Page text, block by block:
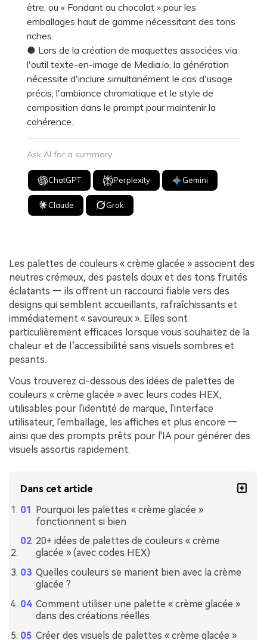
être, ou « Fondant au chocolat » pour les
emballages haut de gamme nécessitant des tons
riches.
● Lors de la création de maquettes associées via
l'outil texte-en-image de Media.io, la génération
nécessite d'inclure simultanément le cas d'usage
précis, l'ambiance chromatique et le style de
composition dans le prompt pour maintenir la
cohérence.
Ask AI for a summary
ChatGPT Perplexity Gemini
Claude Grok
Les palettes de couleurs « crème glacée » associent des
neutres crémeux, des pastels doux et des tons fruités
éclatants — ils offrent un raccourci fiable vers des
designs qui semblent accueillants, rafraîchissants et
immédiatement « savoureux ». Elles sont
particulièrement efficaces lorsque vous souhaitez de la
chaleur et de l’accessibilité sans visuels sombres et
pesants.
Vous trouverez ci-dessous des idées de palettes de
couleurs « crème glacée » avec leurs codes HEX,
utilisables pour l'identité de marque, l'interface
utilisateur, l'emballage, les affiches et plus encore —
ainsi que des prompts prêts pour l'IA pour générer des
visuels assortis rapidement.
Dans cet article
Pourquoi les palettes « crème glacée »
fonctionnent si bien
20+ idées de palettes de couleurs « crème
glacée » (avec codes HEX)
Quelles couleurs se marient bien avec la crème
glacée ?
Comment utiliser une palette « crème glacée »
dans des créations réelles
Créer des visuels de palettes « crème glacée »